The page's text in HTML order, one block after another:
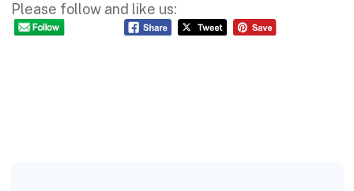
Please follow and like us: